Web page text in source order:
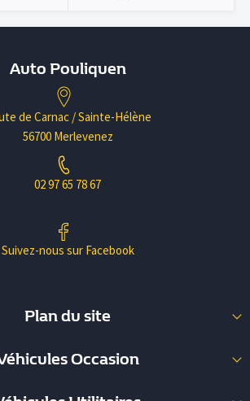
Plan du site
Nos UtilitairesOccasion
Auto Pouliquen
de Carnac / Sainte-Hélène
56700 Merlevenez
02 97 65 78 67
Suivez-nous sur Facebook